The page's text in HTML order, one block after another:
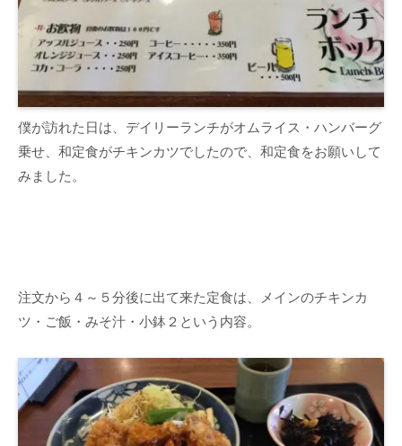
僕が訪れた日は、デイリーランチがオムライス・ハンバーグ
乗せ、和定食がチキンカツでしたので、和定食をお願いして
みました。
注文から４～５分後に出て来た定食は、メインのチキンカ
ツ・ご飯・みそ汁・小鉢２という内容。